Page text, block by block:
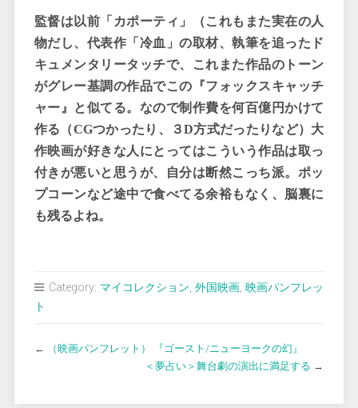
監督は以前「カポーティ」（これもまた実在の人
物だし、代表作「冷血」の取材、執筆を追ったド
キュメンタリータッチで、これまた作品のトーン
がグレー基調の作品でこの『フォックスキャッチ
ャー』と似てる。なので制作費を何百億円かけて
作る（CGつかったり、３D方式だったりなど）大
作映画が好きな人にとってはこういう作品は取っ
付きが悪いと思うが、自分は断然こっち派。ポッ
プコーンなど途中で食べてる余裕もなく、脳裏に
も残るよね。
Category: マイコレクション, 外国映画, 映画パンフレッ
ト
←
（映画パンフレット） 『ゴースト/ニューヨークの幻』
＜夢占い＞舞台劇の演出に満足する →